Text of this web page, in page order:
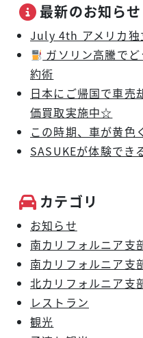
最新のお知らせ
July 4th アメリカ独
ガソリン高騰で
約術
日本にご帰国で車
価買取実施中☆
この時期、車が黄色
SASUKEが体験でき
カテゴリ
お知らせ
南カリフォルニア支
南カリフォルニア支
北カリフォルニア支
レストラン
観光